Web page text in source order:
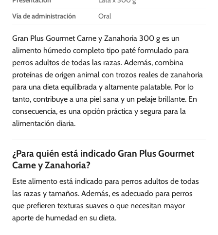
Vía de administración
Oral
Gran Plus Gourmet Carne y Zanahoria 300 g es un
alimento húmedo completo tipo paté formulado para
perros adultos de todas las razas. Además, combina
proteínas de origen animal con trozos reales de zanahoria
para una dieta equilibrada y altamente palatable. Por lo
tanto, contribuye a una piel sana y un pelaje brillante. En
consecuencia, es una opción práctica y segura para la
alimentación diaria.
¿Para quién está indicado Gran Plus Gourmet
Carne y Zanahoria?
Este alimento está indicado para perros adultos de todas
las razas y tamaños. Además, es adecuado para perros
que prefieren texturas suaves o que necesitan mayor
aporte de humedad en su dieta.